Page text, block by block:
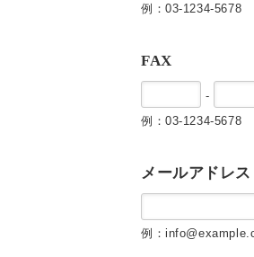
例：03-1234-5678
FAX
-
例：03-1234-5678
メールアドレス
例：